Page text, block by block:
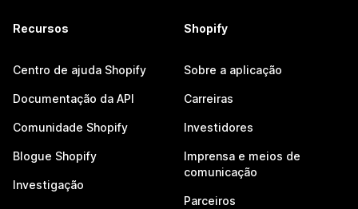
Recursos
Centro de ajuda Shopify
Documentação da API
Comunidade Shopify
Blogue Shopify
Investigação
Shopify
Sobre a aplicação
Carreiras
Investidores
Imprensa e meios de
comunicação
Parceiros